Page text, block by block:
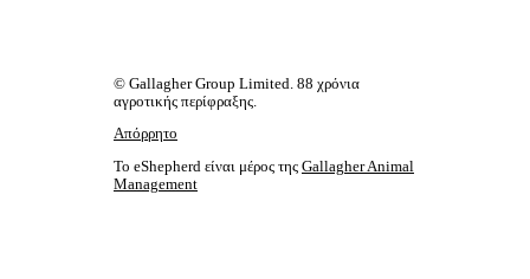
© Gallagher Group Limited. 88 χρόνια
αγροτικής περίφραξης.
Απόρρητο
Το eShepherd είναι μέρος της Gallagher Animal
Management